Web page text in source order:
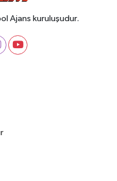
Ajans kuruluşudur.